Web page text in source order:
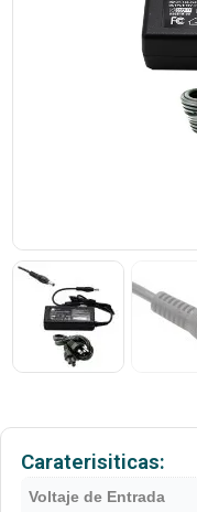
Caraterisiticas:
Voltaje de Entrada